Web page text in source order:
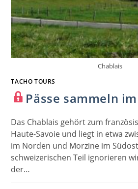
Chablais
TACHO TOURS
Pässe sammeln
Das Chablais gehört zum
Haute-Savoie und liegt in etwa
im Norden und Morzine im
schweizerischen Teil ignorieren
der…